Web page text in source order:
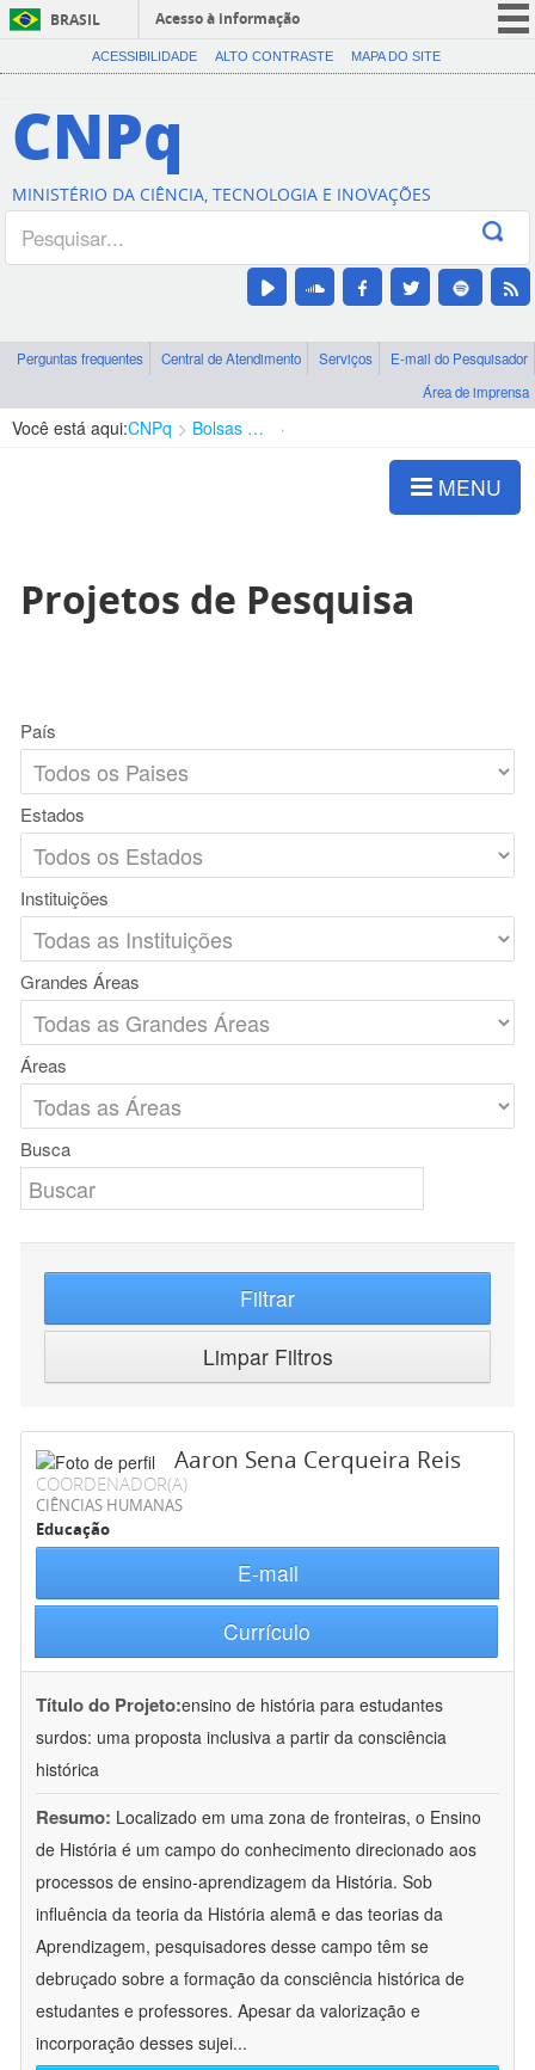
BRASIL
Acesso à informação
CORONAVÍRUS (COVID-19)
Canais
ACESSIBILIDADE ALTO CONTRASTE MAPA DO SITE
CNPq
MINISTÉRIO DA CIÊNCIA, TECNOLOGIA E INOVAÇÕES
Perguntas frequentes Central de Atendimento Serviços
E-mail do Pesquisador
Área de imprensa
Você está aqui:CNPq Bolsas e Auxílios Vigentes
MENU
Projetos de Pesquisa
País
Estados
Instituições
Grandes Áreas
Áreas
Busca
Filtrar
Limpar Filtros
Aaron Sena Cerqueira Reis
COORDENADOR(A)
CIÊNCIAS HUMANAS
Educação
E-mail
Currículo
Título do Projeto:ensino de história para estudantes
surdos: uma proposta inclusiva a partir da consciência
histórica
Resumo: Localizado em uma zona de fronteiras, o Ensino
de História é um campo do conhecimento direcionado aos
processos de ensino-aprendizagem da História. Sob
influência da teoria da História alemã e das teorias da
Aprendizagem, pesquisadores desse campo têm se
debruçado sobre a formação da consciência histórica de
estudantes e professores. Apesar da valorização e
incorporação desses sujei...